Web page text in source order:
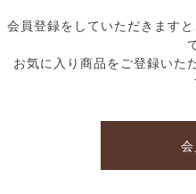
会員登録をしていただきます
お気に入り商品をご登録いた